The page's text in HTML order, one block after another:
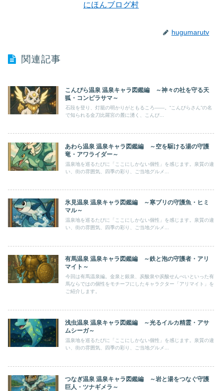
にほんブログ村
hugumarutv
関連記事
こんぴら温泉 温泉キャラ図鑑編 ～神々の社を守る天
狐・コンピラサマ～
石段を登り、灯籠の明かりがともるころ——。“こんぴらさん”の名
で知られる金刀比羅宮の麓に湧く、こんぴ...
あわら温泉 温泉キャラ図鑑編 ～空を駆ける湯の守護
竜・アワライダー～
温泉地を巡るたびに「ここにしかない個性」を感じます。泉質の違
い、街の雰囲気、四季の彩り、ご当地グルメ...
氷見温泉 温泉キャラ図鑑編 ～寒ブリの守護魚・ヒミ
マル～
温泉地を巡るたびに「ここにしかない個性」を感じます。泉質の違
い、街の雰囲気、四季の彩り、ご当地グルメ...
有馬温泉 温泉キャラ図鑑編 ～鉄と泡の守護者・アリ
マイト～
今回は有馬温泉編。金泉と銀泉、炭酸泉や炭酸せんべいといった有
馬ならではの個性をモチーフにしたキャラクター「アリマイト」を
ご紹介します。
浅虫温泉 温泉キャラ図鑑編 ～光るイルカ精霊・アサ
ムシーガ～
温泉地を巡るたびに「ここにしかない個性」を感じます。泉質の違
い、街の雰囲気、四季の彩り、ご当地グルメ...
つなぎ温泉 温泉キャラ図鑑編 ～岩と湯をつなぐ守護
巨人・ツナギメラ～